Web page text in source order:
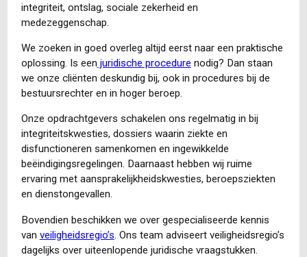
integriteit, ontslag, sociale zekerheid en
medezeggenschap.
We zoeken in goed overleg altijd eerst naar een praktische
oplossing. Is een juridische procedure nodig? Dan staan
we onze cliënten deskundig bij, ook in procedures bij de
bestuursrechter en in hoger beroep.
Onze opdrachtgevers schakelen ons regelmatig in bij
integriteitskwesties, dossiers waarin ziekte en
disfunctioneren samenkomen en ingewikkelde
beëindigingsregelingen. Daarnaast hebben wij ruime
ervaring met aansprakelijkheidskwesties, beroepsziekten
en dienstongevallen.
Bovendien beschikken we over gespecialiseerde kennis
van veiligheidsregio’s. Ons team adviseert veiligheidsregio’s
dagelijks over uiteenlopende juridische vraagstukken.